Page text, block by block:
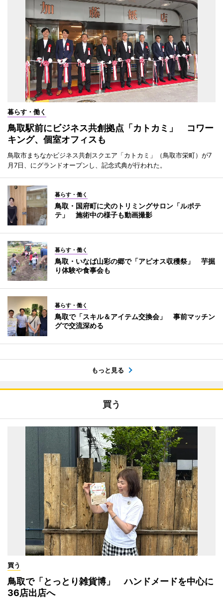
暮らす・働く
鳥取駅前にビジネス共創拠点「カトカミ」 コワー
キング、個室オフィスも
鳥取市まちなかビジネス共創スクエア「カトカミ」（鳥取市栄町）が7
月7日、にグランドオープンし、記念式典が行われた。
暮らす・働く
鳥取・国府町に犬のトリミングサロン「ルポテ
テ」 施術中の様子も動画撮影
暮らす・働く
鳥取・いなば山彩の郷で「アピオス収穫祭」 芋掘
り体験や食事会も
暮らす・働く
鳥取で「スキル＆アイテム交換会」 事前マッチン
グで交流深める
もっと見る
買う
買う
鳥取で「とっとり雑貨博」 ハンドメードを中心に
36店出店へ